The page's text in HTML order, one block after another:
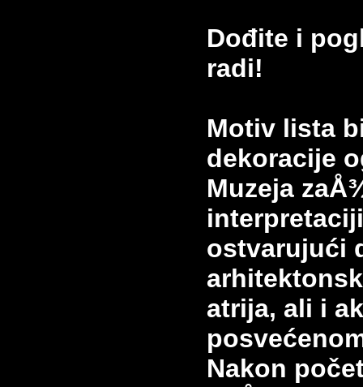
Dođite i
radi!
Motiv lista
dekoracije
Muzeja
ostvarujući
atrija, ali i
Nakon